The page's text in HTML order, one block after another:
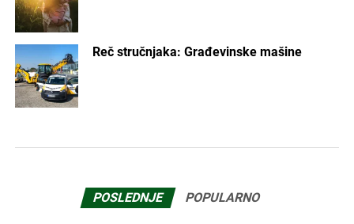
Reč stručnjaka: Građevinske mašine
POSLEDNJE POPULARNO